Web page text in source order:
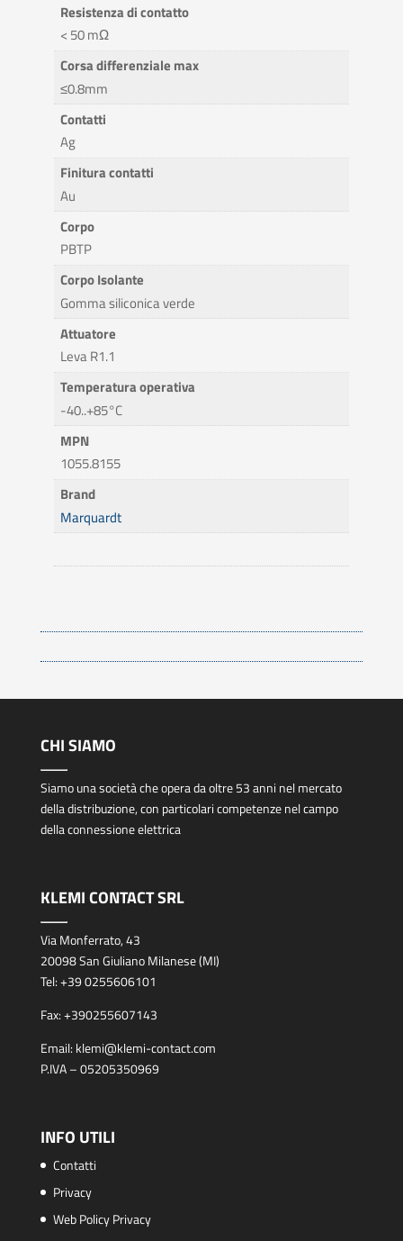
Resistenza di contatto
< 50 mΩ
Corsa differenziale max
≤0.8mm
Contatti
Ag
Finitura contatti
Au
Corpo
PBTP
Corpo Isolante
Gomma siliconica verde
Attuatore
Leva R1.1
Temperatura operativa
-40..+85°C
MPN
1055.8155
Brand
Marquardt
CHI SIAMO
Siamo una società che opera da oltre 53 anni nel mercato
della distribuzione, con particolari competenze nel campo
della connessione elettrica
KLEMI CONTACT SRL
Via Monferrato, 43
20098 San Giuliano Milanese (MI)
Tel:+39 0255606101
Fax:+390255607143
Email: klemi@klemi-contact.com
P.IVA – 05205350969
INFO UTILI
Contatti
Privacy
Web Policy Privacy